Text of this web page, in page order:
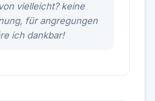
vielleicht? keine
für angregungen
ich dankbar!